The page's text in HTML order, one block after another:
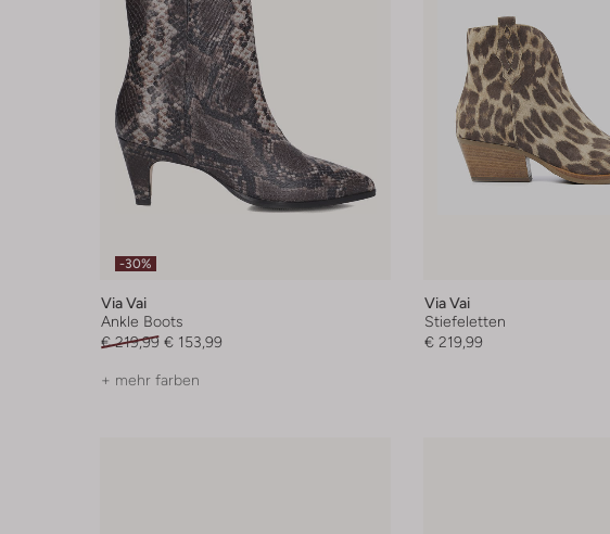
-30%
Via Vai
Ankle Boots
€ 219,99 € 153,99
+ mehr farben
Via Vai
Stiefeletten
€ 219,99